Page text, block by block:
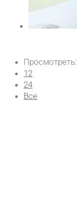
Просмотреть:
12
24
Все